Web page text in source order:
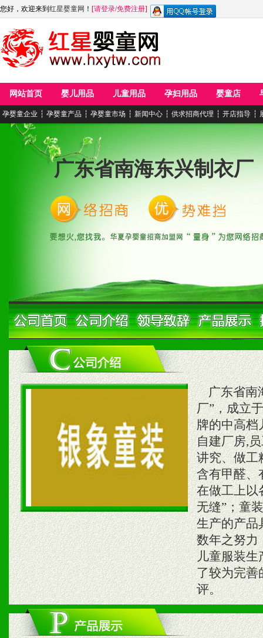
您好，欢迎来到 红星婴童网 ！ [请登录/免费注册]
网站首页 婴儿用品 儿童用品 孕妇用品 婴童店
孕婴童企业 ┆ 孕婴童产品 ┆ 孕婴童市场 ┆ 新闻中心 ┆ 供求招商代理 ┆ 开店指导 ┆
广东省南海东兴制衣厂
广东省南
厂”，成立
牌的中高档
自建厂房,
讲究、做工
含有甲醛、
在做工上以
无缝”；童
生产的产品
数年之努力
儿童服装生
了较为完善
评。